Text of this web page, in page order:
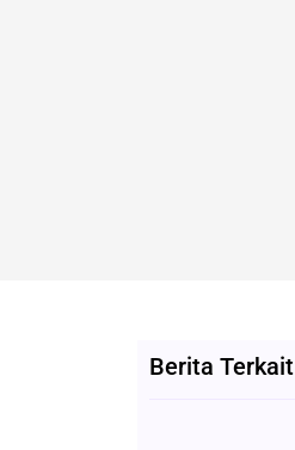
Berita Terkait